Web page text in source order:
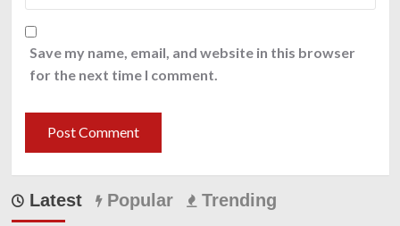
Save my name, email, and website in this browser
for the next time I comment.
Latest Popular Trending